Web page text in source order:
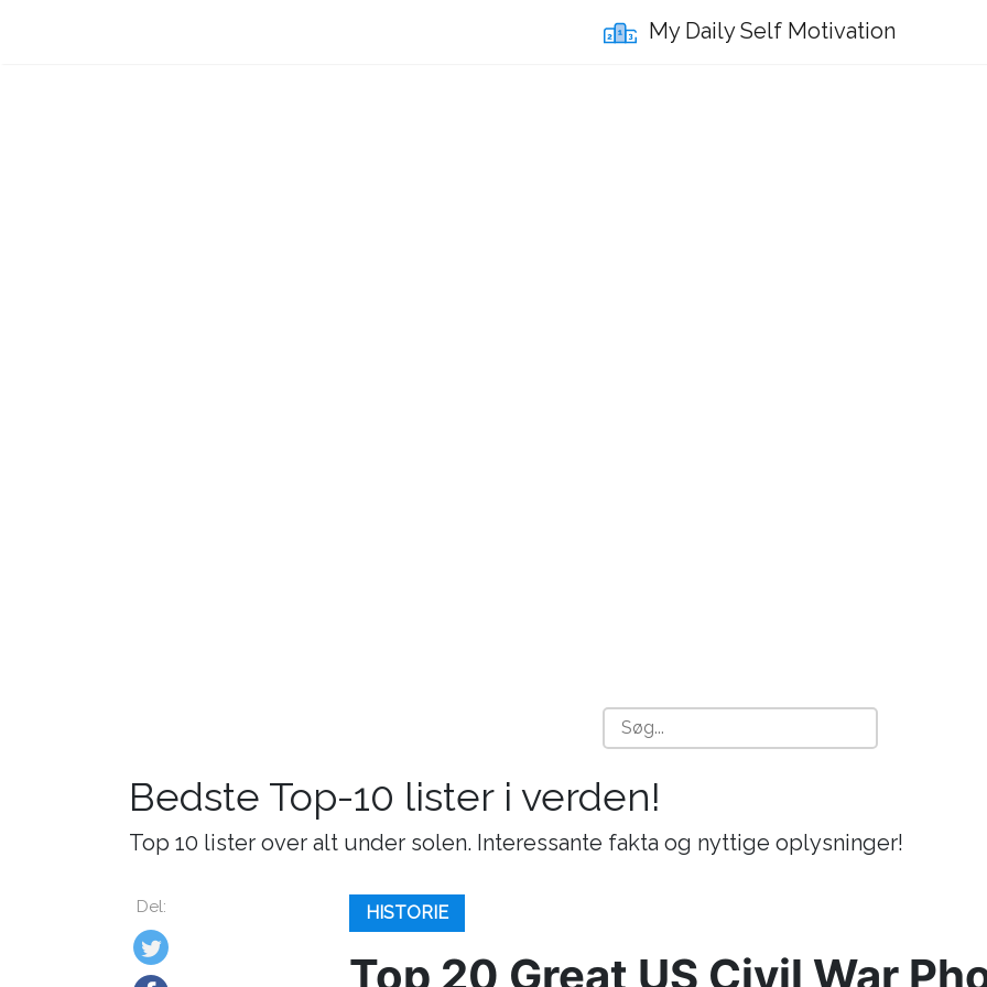
My Daily Self Motivation
Bedste Top-10 lister i verden!
Top 10 lister over alt under solen. Interessante fakta og nyttige oplysninger!
Del: HISTORIE
Top 20 Great US Civil War